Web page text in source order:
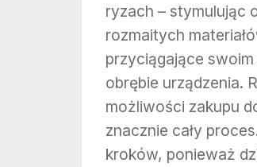
ryzach – stymulując
rozmaitych
przyciągające
obrębie urządzenia.
możliwości zakupu
znacznie cały
kroków, ponieważ